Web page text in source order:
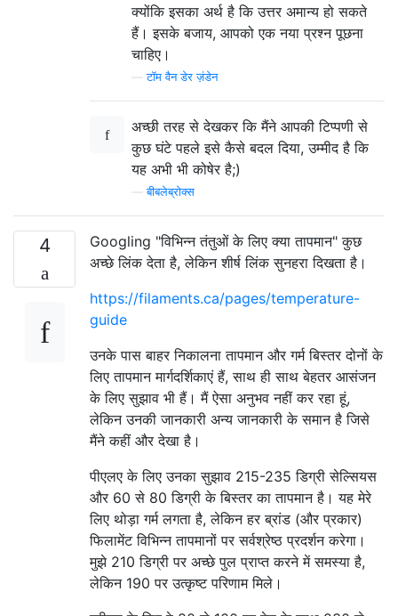
क्योंकि इसका अर्थ है कि उत्तर अमान्य हो सकते
हैं। इसके बजाय, आपको एक नया प्रश्न पूछना
चाहिए।
—टॉम वैन डेर ज़ंडेन
अच्छी तरह से देखकर कि मैंने आपकी टिप्पणी से
कुछ घंटे पहले इसे कैसे बदल दिया, उम्मीद है कि
यह अभी भी कोषेर है;)
—बीबलेब्रोक्स
4
Googling "विभिन्न तंतुओं के लिए क्या तापमान" कुछ
अच्छे लिंक देता है, लेकिन शीर्ष लिंक सुनहरा दिखता है।
https://filaments.ca/pages/temperature-
guide
उनके पास बाहर निकालना तापमान और गर्म बिस्तर दोनों के
लिए तापमान मार्गदर्शिकाएं हैं, साथ ही साथ बेहतर आसंजन
के लिए सुझाव भी हैं। मैं ऐसा अनुभव नहीं कर रहा हूं,
लेकिन उनकी जानकारी अन्य जानकारी के समान है जिसे
मैंने कहीं और देखा है।
पीएलए के लिए उनका सुझाव 215-235 डिग्री सेल्सियस
और 60 से 80 डिग्री के बिस्तर का तापमान है। यह मेरे
लिए थोड़ा गर्म लगता है, लेकिन हर ब्रांड (और प्रकार)
फिलामेंट विभिन्न तापमानों पर सर्वश्रेष्ठ प्रदर्शन करेगा।
मुझे 210 डिग्री पर अच्छे पुल प्राप्त करने में समस्या है,
लेकिन 190 पर उत्कृष्ट परिणाम मिले।